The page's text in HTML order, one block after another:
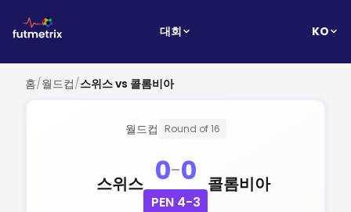
대회 KO
홈/월드컵/스위스 vs 콜롬비아
월드컵 Round of 16
스위스 0-0
PEN 4-3
콜롬비아